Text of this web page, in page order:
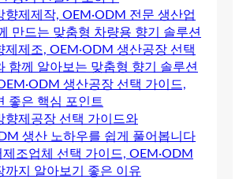
향제제작, OEM·ODM 전문 생산업
만드는 맞춤형 차량용 향기 솔루션
제제조, OEM·ODM 생산공장 선택
함께 알아보는 맞춤형 향기 솔루션
생산공장 선택 가이드,
좋은 핵심 포인트
향제공장 선택 가이드와
생산 노하우를 쉽게 풀어봅니다
조업체 선택 가이드, OEM·ODM
까지 알아보기 좋은 이유